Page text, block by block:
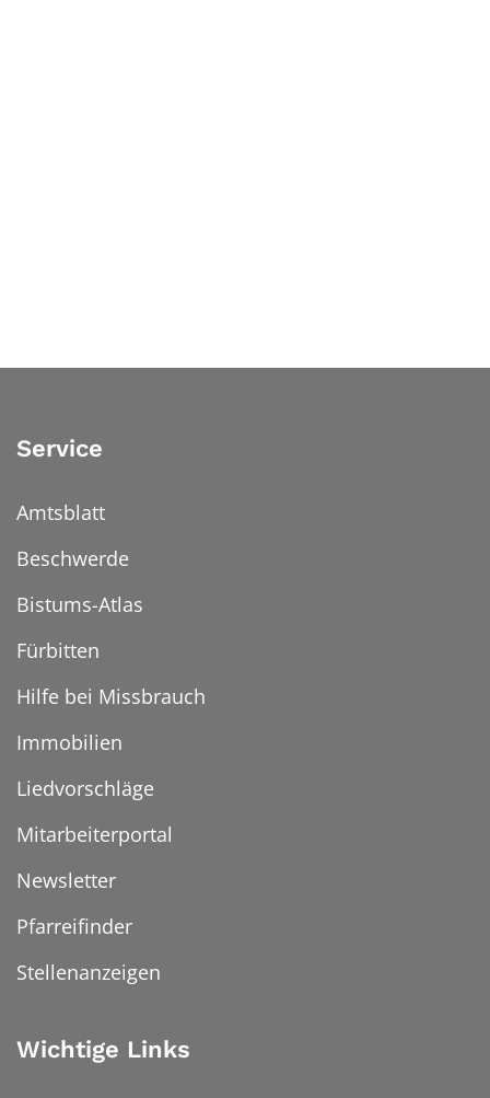
Service
Amtsblatt
Beschwerde
Bistums-Atlas
Fürbitten
Hilfe bei Missbrauch
Immobilien
Liedvorschläge
Mitarbeiterportal
Newsletter
Pfarreifinder
Stellenanzeigen
Wichtige Links